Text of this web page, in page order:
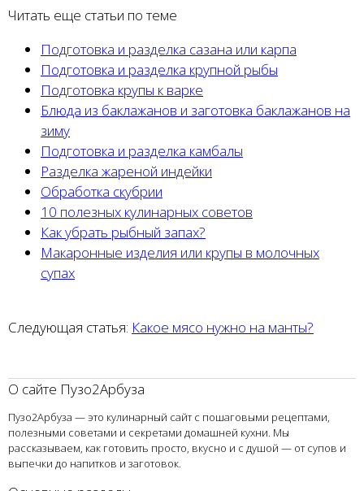
Читать еще статьи по теме
Подготовка и разделка сазана или карпа
Подготовка и разделка крупной рыбы
Подготовка крупы к варке
Блюда из баклажанов и заготовка баклажанов на
зиму
Подготовка и разделка камбалы
Разделка жареной индейки
Обработка скубрии
10 полезных кулинарных советов
Как убрать рыбный запах?
Макаронные изделия или крупы в молочных
супах
Следующая статья: Какое мясо нужно на манты?
О сайте Пузо2Арбуза
Пузо2Арбуза — это кулинарный сайт с пошаговыми рецептами,
полезными советами и секретами домашней кухни. Мы
рассказываем, как готовить просто, вкусно и с душой — от супов и
выпечки до напитков и заготовок.